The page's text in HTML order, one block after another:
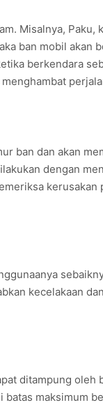
Misalnya, Paku,
ban mobil akan
berkendara
ban dan akan
dengan
kerusakan
kecelakaan
ditampung oleh
maksimum